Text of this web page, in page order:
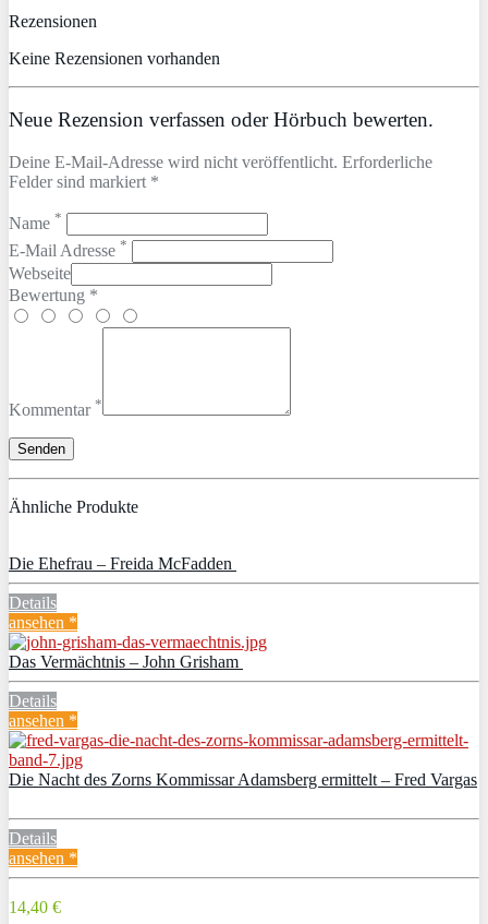
Rezensionen
Keine Rezensionen vorhanden
Neue Rezension verfassen oder Hörbuch bewerten.
Deine E-Mail-Adresse wird nicht veröffentlicht. Erforderliche
Felder sind markiert *
Name *
E-Mail Adresse *
Webseite
Bewertung *
Kommentar *
Ähnliche Produkte
Die Ehefrau – Freida McFadden
Details
ansehen *
Das Vermächtnis – John Grisham
Details
ansehen *
Die Nacht des Zorns Kommissar Adamsberg ermittelt – Fred Vargas
Details
ansehen *
14,40 €